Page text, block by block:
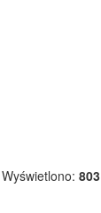
Wyświetlono: 803